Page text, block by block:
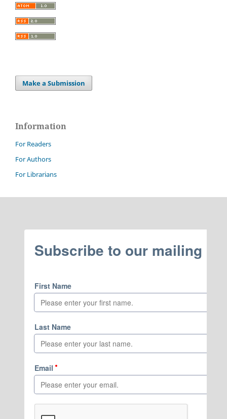
Make a Submission
Information
For Readers
For Authors
For Librarians